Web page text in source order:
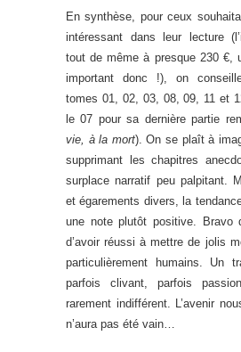
En synthèse, pour ceux
intéressant dans leur lecture
tout de même à presque 230 €,
important donc !), on
tomes 01, 02, 03, 08, 09, 11 et
le 07 pour sa dernière partie
vie, à la mort). On se plaît à
supprimant les chapitres
surplace narratif peu palpitant.
et égarements divers, la
une note plutôt positive. Bravo
d’avoir réussi à mettre de jolis
particulièrement humains. Un
parfois clivant, parfois
rarement indifférent. L’avenir
n’aura pas été vain…